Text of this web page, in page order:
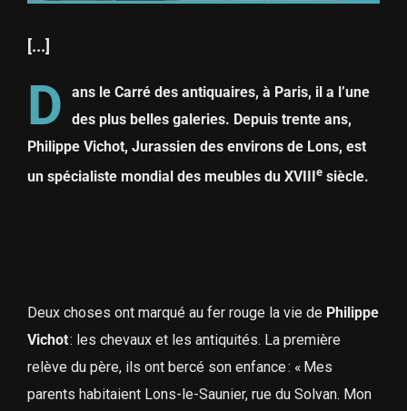
[...]
D
ans le Carré des antiquaires, à Paris, il a l’une
des plus belles galeries. Depuis trente ans,
Philippe Vichot, Jurassien des environs de Lons, est
un spécialiste mondial des meubles du XVIIIesiècle.
Deux choses ont marqué au fer rouge la vie dePhilippe
Vichot: les chevaux et les antiquités. La première
relève du père, ils ont bercé son enfance : « Mes
parents habitaient Lons-le-Saunier, rue du Solvan. Mon